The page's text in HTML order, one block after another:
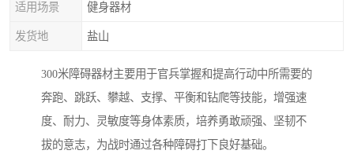
适用场景 健身器材
发货地 盐山
300米障碍器材主要用于官兵掌握和提高行动中所需要的
奔跑、跳跃、攀越、支撑、平衡和钻爬等技能，增强速
度、耐力、灵敏度等身体素质，培养勇敢顽强、坚韧不
拔的意志，为战时通过各种障碍打下良好基础。